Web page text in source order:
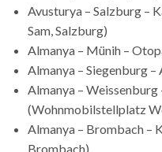
Avusturya – Salzburg –
Sam, Salzburg)
Almanya – Münih –
Almanya – Siegenburg
Almanya –
(Wohnmobilstellplatz
Almanya – Brombach –
Brombach)